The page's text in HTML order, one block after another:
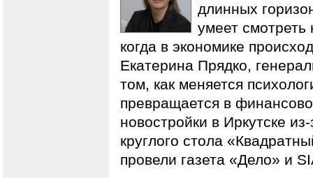
длинных
умеет смотреть
когда в экономике
Екатерина Прядко,
том, как меняется
превращается в
новостройки в Иркутске
круглого стола
провели газета «Дело» и